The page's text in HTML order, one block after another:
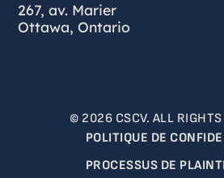
267, av. Marier
Ottawa, Ontario
© 2026 CSCV. ALL RIGHTS
POLITIQUE DE
PROCESSUS DE